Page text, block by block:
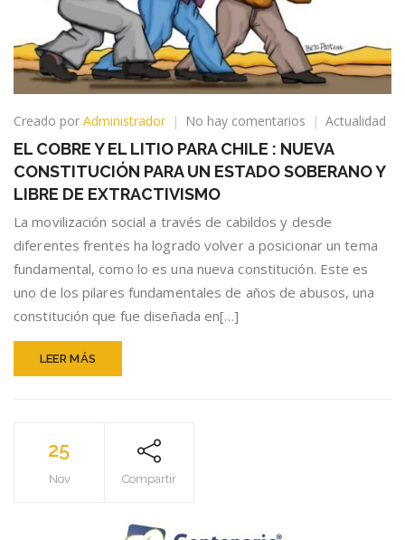
Creado por Administrador No hay comentarios
en
COBRE
Y
PARA
CHILE
:
CONSTITUCIÓN
Actualidad
EL COBRE Y EL LITIO PARA CHILE : NUEVA
CONSTITUCIÓN PARA UN ESTADO SOBERANO Y
LIBRE DE EXTRACTIVISMO
La movilización social a través de cabildos y desde
diferentes frentes ha logrado volver a posicionar un tema
fundamental, como lo es una nueva constitución. Este es
uno de los pilares fundamentales de años de abusos, una
constitución que fue diseñada en[…]
LEER MÁS
25
Nov Compartir